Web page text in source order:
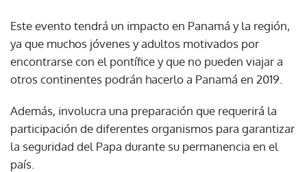
Este evento tendrá un impacto en Panamá y la región,
ya que muchos jóvenes y adultos motivados por
encontrarse con el pontífice y que no pueden viajar a
otros continentes podrán hacerlo a Panamá en 2019.
Además, involucra una preparación que requerirá la
participación de diferentes organismos para garantizar
la seguridad del Papa durante su permanencia en el
país.